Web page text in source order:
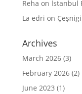
Reha on İstanbul
La edri on
Archives
March 2026(3)
February 2026(2)
June 2023 (1)